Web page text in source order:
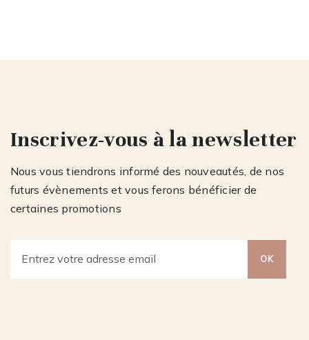
Inscrivez-vous à la newsletter
Nous vous tiendrons informé des nouveautés, de nos
futurs évènements et vous ferons bénéficier de
certaines promotions
OK